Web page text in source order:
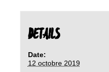
DETAILS
Date:
12 octobre 2019